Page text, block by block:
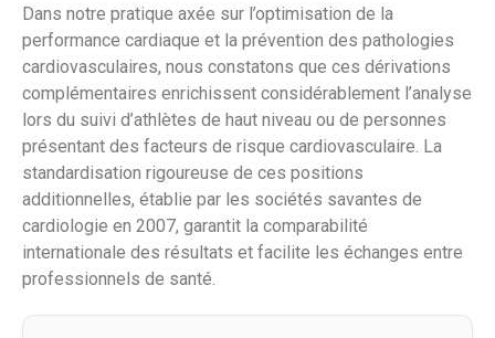
Dans notre pratique axée sur l’optimisation de la
performance cardiaque et la prévention des pathologies
cardiovasculaires, nous constatons que ces dérivations
complémentaires enrichissent considérablement l’analyse
lors du suivi d’athlètes de haut niveau ou de personnes
présentant des facteurs de risque cardiovasculaire. La
standardisation rigoureuse de ces positions
additionnelles, établie par les sociétés savantes de
cardiologie en 2007, garantit la comparabilité
internationale des résultats et facilite les échanges entre
professionnels de santé.